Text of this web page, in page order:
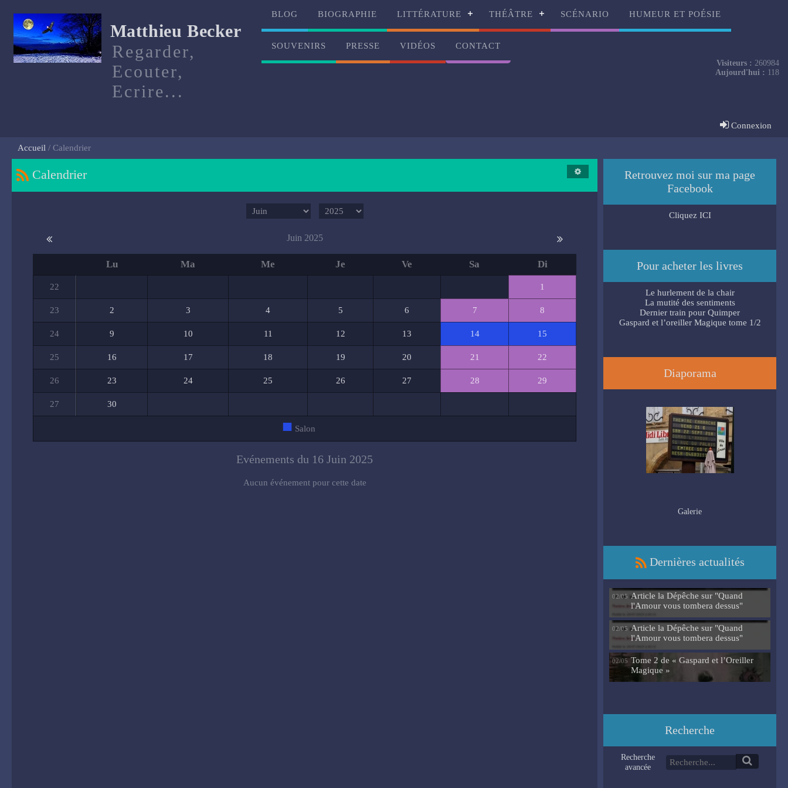
Matthieu Becker
Regarder,
Ecouter,
Ecrire...
BLOG BIOGRAPHIE LITTÉRATURE THÉÂTRE SCÉNARIO HUMEUR ET POÉSIE
SOUVENIRS PRESSE VIDÉOS CONTACT
Connexion
Accueil Calendrier
Visiteurs : 260984
Aujourd'hui : 118
Calendrier
Juin 2025
Lu Ma Me Je Ve Sa Di
22 1
23 2 3 4 5 6 7 8
24 9 10 11 12 13 14 15
25 16 17 18 19 20 21 22
26 23 24 25 26 27 28 29
27 30
■ Salon
Evénements du 16 Juin 2025
Aucun événement pour cette date
Retrouvez moi sur ma page
Facebook
Cliquez ICI
Pour acheter les livres
Le hurlement de la chair
La mutité des sentiments
Dernier train pour Quimper
Gaspard et l’oreiller Magique tome 1/2
Diaporama
Galerie
Dernières actualités
02/05 Article la Dépêche sur "Quand
l'Amour vous tombera dessus"
02/05 Article la Dépêche sur "Quand
l'Amour vous tombera dessus"
02/05 Tome 2 de « Gaspard et l’Oreiller
Magique »
Recherche
Recherche
avancée